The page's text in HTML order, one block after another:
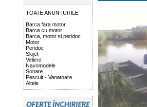
TOATE ANUNTURILE
Barca fara motor
Barca cu motor
Barca, motor si peridoc
Motor
Peridoc
Skijet
Veliere
Navomodele
Sonare
Pescuit - Vanatoare
Altele